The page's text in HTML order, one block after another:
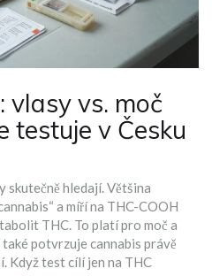
vlasy vs. moč
testuje v Česku
skutečně hledají. Většina
a míří na THC-COOH
THC. To platí pro moč a
potvrzuje cannabis právě
Když test cílí jen na THC